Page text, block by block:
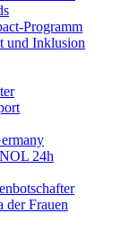
Programm
und Inklusion​
24h
der Frauen